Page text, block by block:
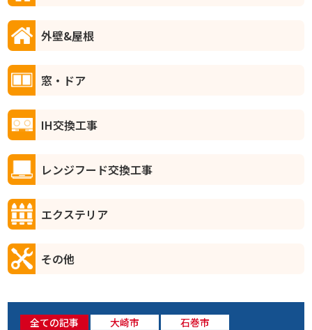
外壁&屋根
窓・ドア
IH交換工事
レンジフード交換工事
エクステリア
その他
全ての記事 大崎市
石巻市